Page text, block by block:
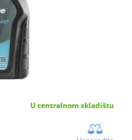
U centralnom skladištu